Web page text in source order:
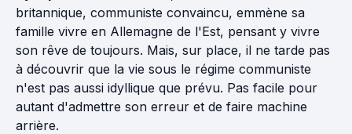
britannique, communiste convaincu, emmène sa
famille vivre en Allemagne de l'Est, pensant y vivre
son rêve de toujours. Mais, sur place, il ne tarde pas
à découvrir que la vie sous le régime communiste
n'est pas aussi idyllique que prévu. Pas facile pour
autant d'admettre son erreur et de faire machine
arrière.